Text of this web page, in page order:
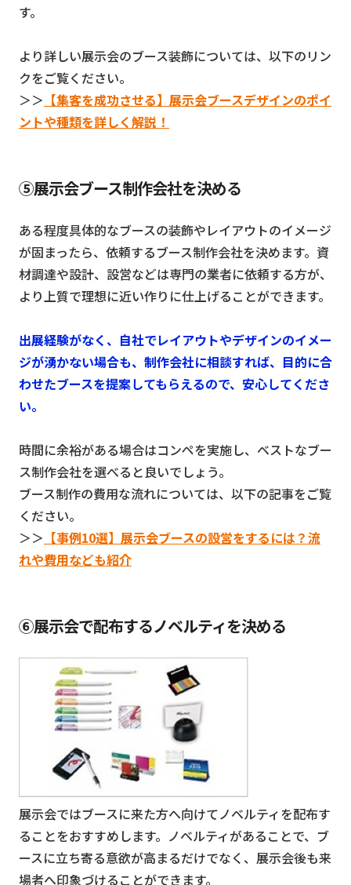
す。
より詳しい展示会のブース装飾については、以下のリン
クをご覧ください。
＞＞ 【集客を成功させる】展示会ブースデザインのポイ
ントや種類を詳しく解説！
⑤展示会ブース制作会社を決める
ある程度具体的なブースの装飾やレイアウトのイメージ
が固まったら、依頼するブース制作会社を決めます。資
材調達や設計、設営などは専門の業者に依頼する方が、
より上質で理想に近い作りに仕上げることができます。
出展経験がなく、自社でレイアウトやデザインのイメー
ジが湧かない場合も、制作会社に相談すれば、目的に合
わせたブースを提案してもらえるので、安心してくださ
い。
時間に余裕がある場合はコンペを実施し、ベストなブー
ス制作会社を選べると良いでしょう。
ブース制作の費用な流れについては、以下の記事をご覧
ください。
＞＞ 【事例10選】展示会ブースの設営をするには？流
れや費用なども紹介
⑥展示会で配布するノベルティを決める
展示会ではブースに来た方へ向けてノベルティを配布す
ることをおすすめします。ノベルティがあることで、ブ
ースに立ち寄る意欲が高まるだけでなく、展示会後も来
場者へ印象づけることができます。